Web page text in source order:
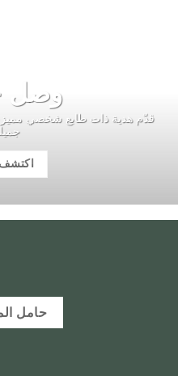
وصل
قدّم هدية ذات طابع شخصي
حامل